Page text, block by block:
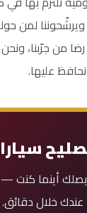
ويرشّحوننا
من جرّبنا،
عليها.
أينما كنت
عندك خلال دقائق.